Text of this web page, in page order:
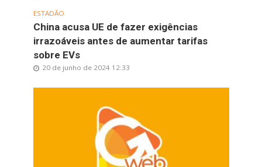
ESTADÃO
China acusa UE de fazer exigências
irrazoáveis antes de aumentar tarifas
sobre EVs
20 de junho de 2024 12:33